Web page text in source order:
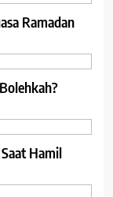
Ramadan
Hamil